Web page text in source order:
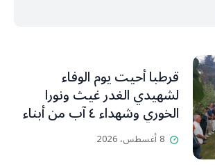
قرطبا أحيت يوم الوفاء
لشهيدي الغدر غيث ونورا
الخوري وشهداء ٤ آب من أبناء
البلدة.. كارين الخوري افرام: لقد
كان بيتنا، بوجود والدي، ينبض
8 أغسطس، 2026